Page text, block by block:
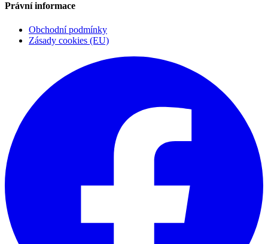
Právní informace
Obchodní podmínky
Zásady cookies (EU)